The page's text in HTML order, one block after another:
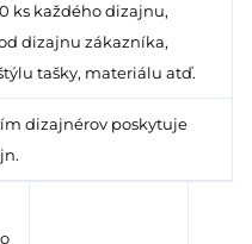
ks každého dizajnu,
dizajnu zákazníka,
tašky, materiálu atď.
dizajnérov poskytuje